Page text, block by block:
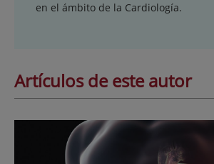
en el ámbito de la Cardiología.
Artículos de este autor